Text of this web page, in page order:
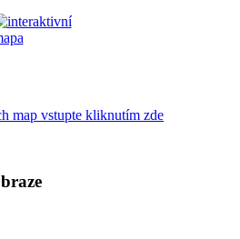
map vstupte kliknutím zde